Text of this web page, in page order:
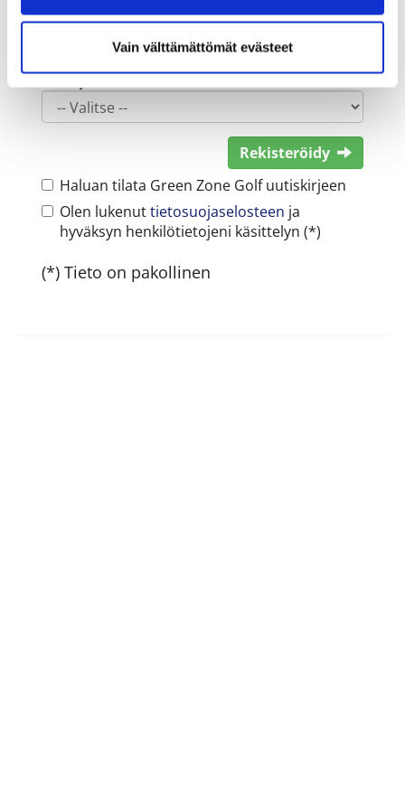
Vain välttämättömät evästeet
Sukupuoli:
Rekisteröidy
Haluan tilata Green Zone Golf uutiskirjeen
Olen lukenuttietosuojaselosteen ja
hyväksyn henkilötietojeni käsittelyn (*)
(*) Tieto on pakollinen